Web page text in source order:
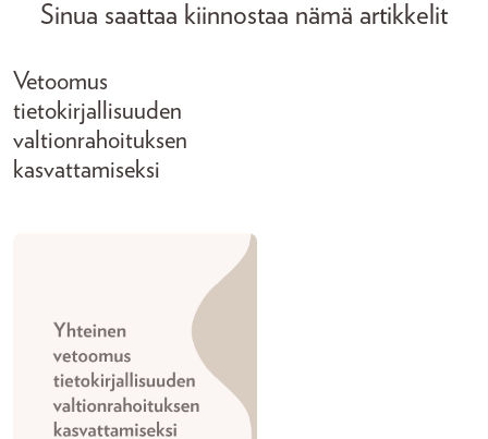
Sinua saattaa kiinnostaa nämä artikkelit
Vetoomus
tietokirjallisuuden
valtionrahoituksen
kasvattamiseksi